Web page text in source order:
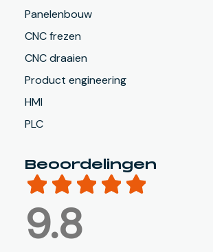
duurzame techniek.
Panelenbouw
CNC frezen
CNC draaien
Product engineering
HMI
PLC
Beoordelingen
9.8